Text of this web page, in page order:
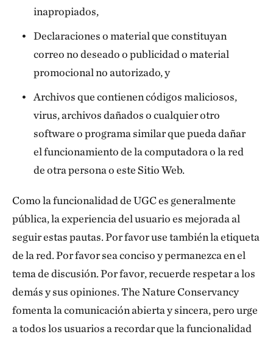
inapropiados,
Declaraciones o material que constituyan
correo no deseado o publicidad o material
promocional no autorizado, y
Archivos que contienen códigos maliciosos,
virus, archivos dañados o cualquier otro
software o programa similar que pueda dañar
el funcionamiento de la computadora o la red
de otra persona o este Sitio Web.
Como la funcionalidad de UGC es generalmente
pública, la experiencia del usuario es mejorada al
seguir estas pautas. Por favor use también la etiqueta
de la red. Por favor sea conciso y permanezca en el
tema de discusión. Por favor, recuerde respetar a los
demás y sus opiniones. The Nature Conservancy
fomenta la comunicación abierta y sincera, pero urge
a todos los usuarios a recordar que la funcionalidad